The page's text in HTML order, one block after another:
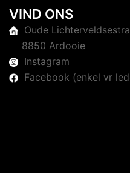
VIND ONS
Oude
8850 Ardooie
Instagram
Facebook (enkel vr